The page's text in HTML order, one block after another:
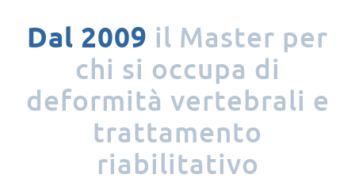
Dal 2009 il Master per
chi si occupa di
deformità vertebrali e
trattamento
riabilitativo